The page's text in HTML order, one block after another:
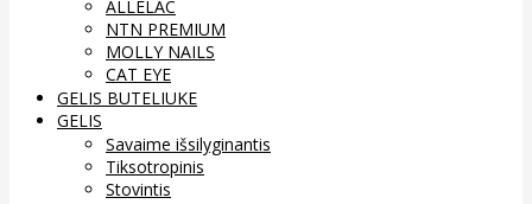
ALLELAC
NTN PREMIUM
MOLLY NAILS
CAT EYE
GELIS BUTELIUKE
GELIS
Savaime išsilyginantis
Tiksotropinis
Stovintis